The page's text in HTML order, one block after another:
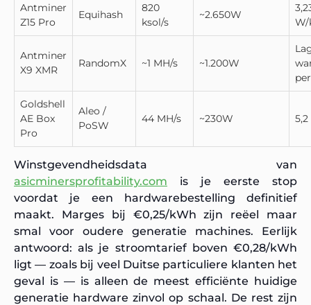
Antminer
Z15 Pro
Equihash
820
ksol/s
~2.650W
W/
Antminer
X9 XMR
RandomX ~1 MH/s ~1.200W
Goldshell
AE Box
Pro
Aleo /
PoSW
44 MH/s ~230W
Winstgevendheidsdata van
asicminersprofitability.com is je eerste stop
voordat je een hardwarebestelling definitief
maakt. Marges bij €0,25/kWh zijn reëel maar
smal voor oudere generatie machines. Eerlijk
antwoord: als je stroomtarief boven €0,28/kWh
ligt — zoals bij veel Duitse particuliere klanten het
geval is — is alleen de meest efficiënte huidige
generatie hardware zinvol op schaal. De rest zijn